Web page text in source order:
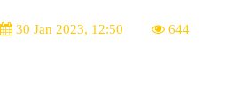
30 Jan 2023, 12:50 644